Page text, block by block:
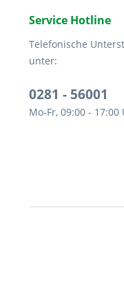
Service Hotline
Telefonische
unter:
0281 - 56001
Mo-Fr, 09:00 - 17:00